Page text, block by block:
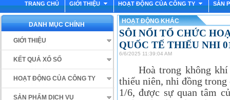
TRANG CHỦ GIỚI THIỆU HOẠT ĐỘNG CỦA CÔNG TY SẢN
DANH MỤC CHÍNH
GIỚI THIỆU
KẾT QUẢ XỔ SỐ
HOẠT ĐỘNG CỦA CÔNG TY
SẢN PHẨM DỊCH VỤ
HOẠT ĐỘNG KHÁC
SÔI NỔI TỔ CHỨC
QUỐC TẾ THIẾU NHI
6/6/2025 11:39:04 AM
Hoà trong không khí
thiếu niên, nhi đồng
1/6, được sự quan tâm